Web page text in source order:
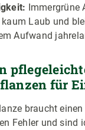
Immergrüne
Laub und
Aufwand
für
braucht einen
Fehler und sind